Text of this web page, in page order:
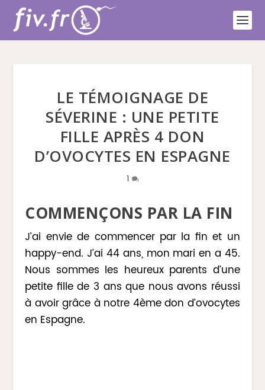
LE TÉMOIGNAGE DE
SÉVERINE : UNE PETITE
FILLE APRÈS 4 DON
D’OVOCYTES EN ESPAGNE
1
COMMENÇONS PAR LA FIN
J’ai envie de commencer par la fin et un
happy-end. J’ai 44 ans, mon mari en a 45.
Nous sommes les heureux parents d’une
petite fille de 3 ans que nous avons réussi
à avoir grâce à notre 4ème don d’ovocytes
en Espagne.